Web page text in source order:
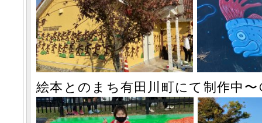
絵本と のまち有田川町にて制作中 〜